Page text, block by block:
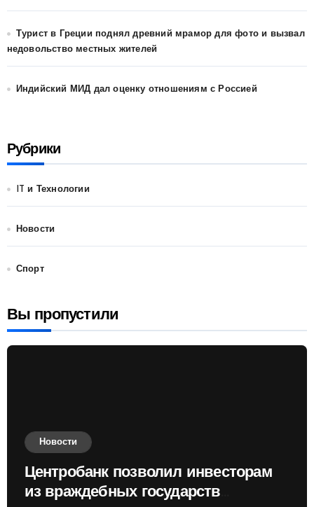
Турист в Греции поднял древний мрамор для фото и вызвал
недовольство местных жителей
Индийский МИД дал оценку отношениям с Россией
Рубрики
IT и Технологии
Новости
Спорт
Вы пропустили
Новости
Центробанк позволил инвесторам
из враждебных государств